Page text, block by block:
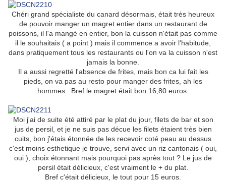
Chéri grand spécialiste du canard désormais, était très heureux
de pouvoir manger un magret entier dans un restaurant de
poissons, il l'a mangé en entier, bon la cuisson n'était pas comme
il le souhaitais ( a point ) mais il commence a avoir l'habitude,
dans pratiquement tous les restaurants ou l'on va la cuisson n'est
jamais la bonne.
Il a aussi regretté l'absence de frites, mais bon ca lui fait les
pieds, on va pas au resto pour manger des frites, ah les
hommes...Bref le magret était bon 16,80 euros.
Moi j'ai de suite été attiré par le plat du jour, filets de bar et son
jus de persil, et je ne suis pas décue les filets étaient très bien
cuits, bon j'étais étonnée de les recevoir coté peau au dessus
c'est moins esthetique je trouve, servi avec un riz cantonais ( oui,
oui ), choix étonnant mais pourquoi pas après tout ? Le jus de
persil était délicieux, c'est vraiment le + du plat.
Bref c'était délicieux, le tout pour 15 euros.